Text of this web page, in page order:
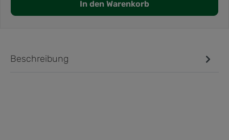
In den Warenkorb
Beschreibung